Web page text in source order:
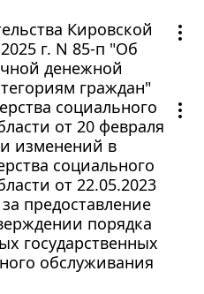
Кировской
г. N 85-п "Об
денежной
граждан"
социального
от 20 февраля
изменений в
социального
от 22.05.2023
предоставление
порядка
государственных
обслуживания